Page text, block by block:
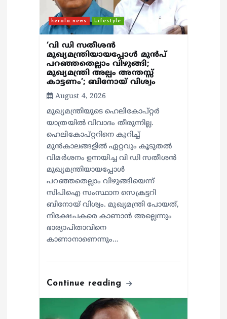
kerala news Lifestyle
‘വി ഡി സതീശൻ
മുഖ്യമന്ത്രിയായപ്പോൾ മുൻപ്
പറഞ്ഞതെല്ലാം വിഴുങ്ങി;
മുഖ്യമന്ത്രി അല്പം അന്തസ്സ്
കാട്ടണം’; ബിനോയ് വിശ്വം
August 4, 2026
മുഖ്യമന്ത്രിയുടെ ഹെലികോപ്റ്റർ
യാത്രയിൽ വിവാദം തീരുന്നില്ല.
ഹെലികോപ്റ്ററിനെ കുറിച്ച്
മുൻകാലങ്ങളിൽ ഏറ്റവും കൂടുതൽ
വിമർശനം ഉന്നയിച്ച വി ഡി സതീശൻ
മുഖ്യമന്ത്രിയായപ്പോൾ
പറഞ്ഞതെല്ലാം വിഴുങ്ങിയെന്ന്
സിപിഐ സംസ്ഥാന സെക്രട്ടറി
ബിനോയ് വിശ്വം. മുഖ്യമന്ത്രി പോയത്,
നിക്ഷേപകരെ കാണാൻ അല്ലെന്നും
ഭാര്യാപിതാവിനെ
കാണാനാണെന്നും…
Continue reading